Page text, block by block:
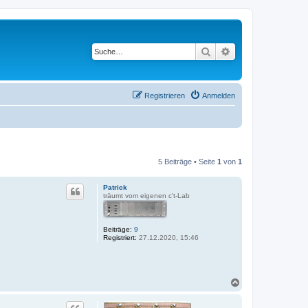
Suche
Anmelden
Registrieren
5 Beiträge • Seite 1 von 1
Patrick
träumt vom eigenen c't-Lab
Beiträge: 9
Registriert: 27.12.2020, 15:46